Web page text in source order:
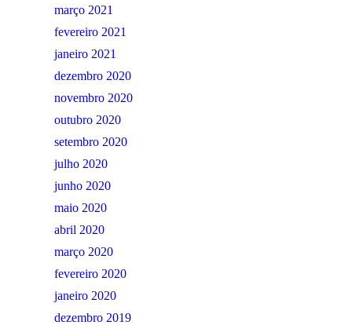
março 2021
fevereiro 2021
janeiro 2021
dezembro 2020
novembro 2020
outubro 2020
setembro 2020
julho 2020
junho 2020
maio 2020
abril 2020
março 2020
fevereiro 2020
janeiro 2020
dezembro 2019